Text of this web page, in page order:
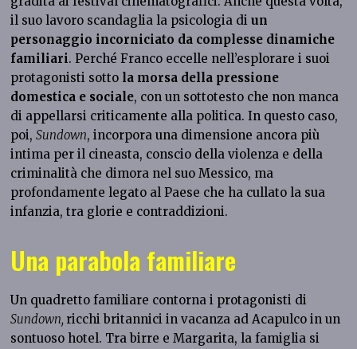
il suo lavoro scandaglia la psicologia diun
personaggio incorniciato da complesse dinamiche
familiari. Perché Franco eccelle nell’esplorare i suoi
protagonisti sotto la morsa della pressione
domestica e sociale, con un sottotesto che non manca
di appellarsi criticamente alla politica. In questo caso,
poi,Sundown, incorpora una dimensione ancora più
intima per il cineasta, conscio della violenza e della
criminalità che dimora nel suo Messico, ma
profondamente legato al Paese che ha cullato la sua
infanzia, tra glorie e contraddizioni.
Una parabola familiare
Un quadretto familiare contorna i protagonisti di
Sundown, ricchi britannici in vacanza ad Acapulco in un
sontuoso hotel. Tra birre e Margarita, la famiglia si